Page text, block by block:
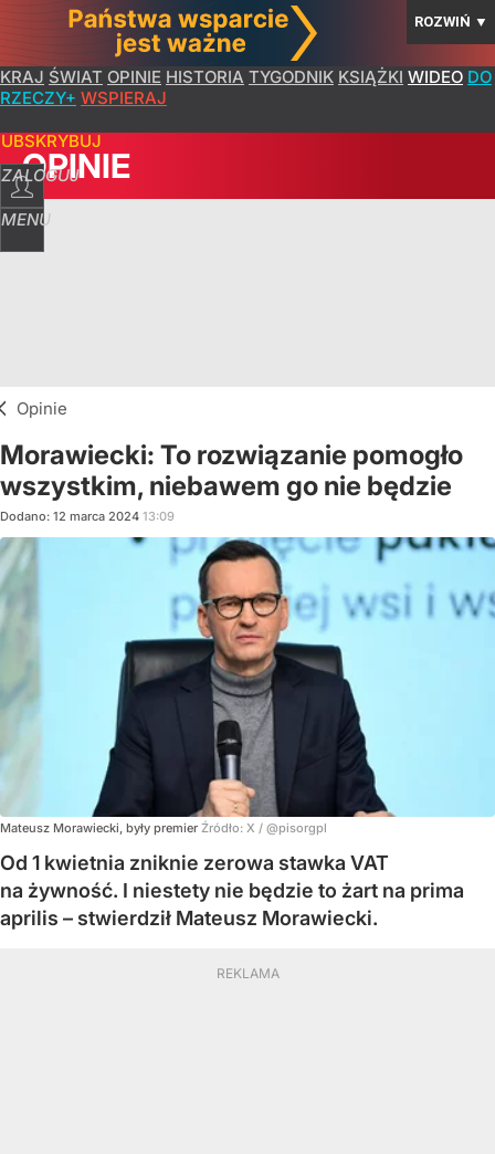
ROZWIŃ ▼
KRAJ ŚWIAT OPINIE HISTORIA TYGODNIK KSIĄŻKI WIDEO DO
RZECZY+ WSPIERAJ
ZALOGUJ
MENU
OPINIE
Opinie
Morawiecki: To rozwiązanie pomogło
wszystkim, niebawem go nie będzie
Dodano: 12 marca 2024 13:09
Mateusz Morawiecki, były premier Źródło: X / @pisorgpl
Od 1 kwietnia zniknie zerowa stawka VAT
na żywność. I niestety nie będzie to żart na prima
aprilis – stwierdził Mateusz Morawiecki.